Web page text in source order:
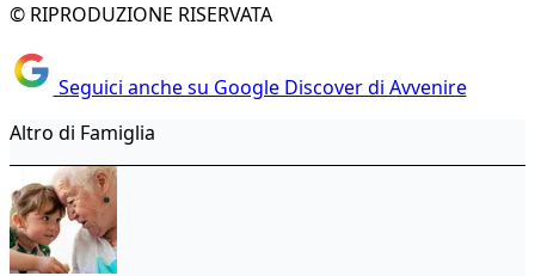
© RIPRODUZIONE RISERVATA
Seguici anche su Google Discover di Avvenire
Altro di Famiglia